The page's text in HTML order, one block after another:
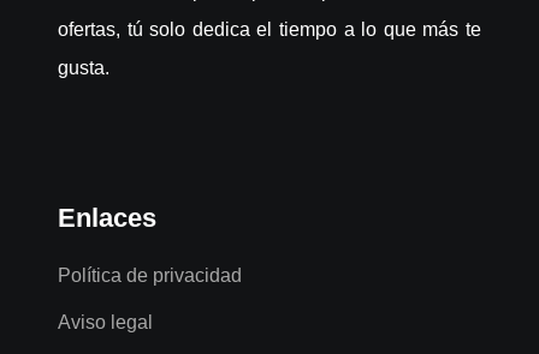
ofertas, tú solo dedica el tiempo a lo que más te
gusta.
Enlaces
Política de privacidad
Aviso legal